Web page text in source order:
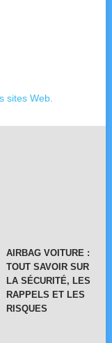
AIRBAG VOITURE :
TOUT SAVOIR SUR
LA SÉCURITÉ, LES
RAPPELS ET LES
RISQUES